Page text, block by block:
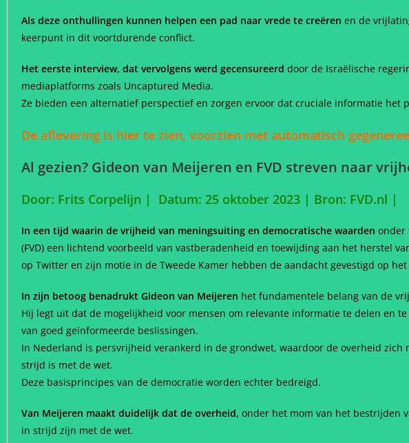
Als deze onthullingen kunnen helpen een pad naar vrede te creëren en de
keerpunt in dit voortdurende conflict.
Het eerste interview, dat vervolgens werd gecensureerd door de Israëlische
mediaplatforms zoals Uncaptured Media.
Ze bieden een alternatief perspectief en zorgen ervoor dat cruciale informatie
De aflevering is hier te zien, voorzien met automatisch
Al gezien? Gideon van Meijeren en FVD streven naar
Door: Frits Corpelijn | Datum: 25 oktober 2023 | Bron: FVD.nl |
In een tijd waarin de vrijheid van meningsuiting en democratische waarden onder
(FVD) een lichtend voorbeeld van vastberadenheid en toewijding aan het herstel
op Twitter en zijn motie in de Tweede Kamer hebben de aandacht gevestigd op
In zijn betoog benadrukt Gideon van Meijeren het fundamentele belang van de
Hij legt uit dat de mogelijkheid voor mensen om relevante informatie te delen en
van goed geïnformeerde beslissingen.
In Nederland is persvrijheid verankerd in de grondwet, waardoor de overheid
strijd is met de wet.
Deze basisprincipes van de democratie worden echter bedreigd.
Van Meijeren maakt duidelijk dat de overheid, onder het mom van het bestrijden
in strijd zijn met de wet.